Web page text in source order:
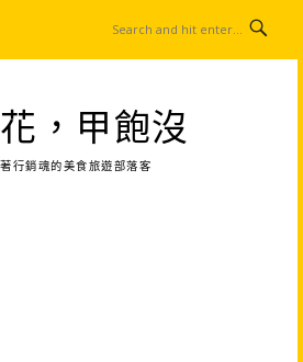
，甲飽沒
行銷魂的美食旅遊部落客